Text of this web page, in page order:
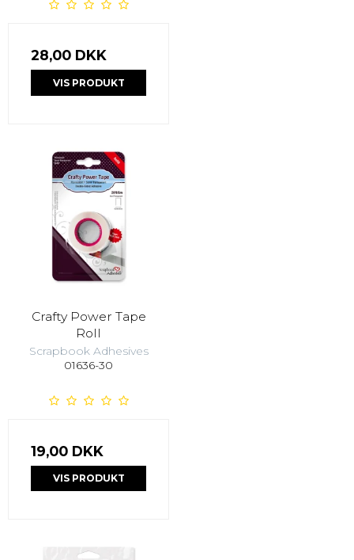
28,00 DKK
VIS PRODUKT
Crafty Power Tape
Roll
Scrapbook Adhesives
01636-30
19,00 DKK
VIS PRODUKT